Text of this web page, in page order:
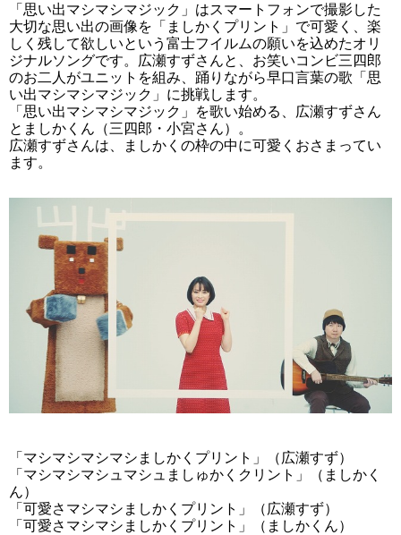
「思い出マシマシマジック」はスマートフォンで撮影した
大切な思い出の画像を「ましかくプリント」で可愛く、楽
しく残して欲しいという富士フイルムの願いを込めたオリ
ジナルソングです。広瀬すずさんと、お笑いコンビ三四郎
のお二人がユニットを組み、踊りながら早口言葉の歌「思
い出マシマシマジック」に挑戦します。
「思い出マシマシマジック」を歌い始める、広瀬すずさん
とましかくん（三四郎・小宮さん）。
広瀬すずさんは、ましかくの枠の中に可愛くおさまってい
ます。
「マシマシマシマシましかくプリント」（広瀬すず）
「マシマシマシュマシュましゅかくクリント」（ましかく
ん）
「可愛さマシマシましかくプリント」（広瀬すず）
「可愛さマシマシましかくプリント」（ましかくん）